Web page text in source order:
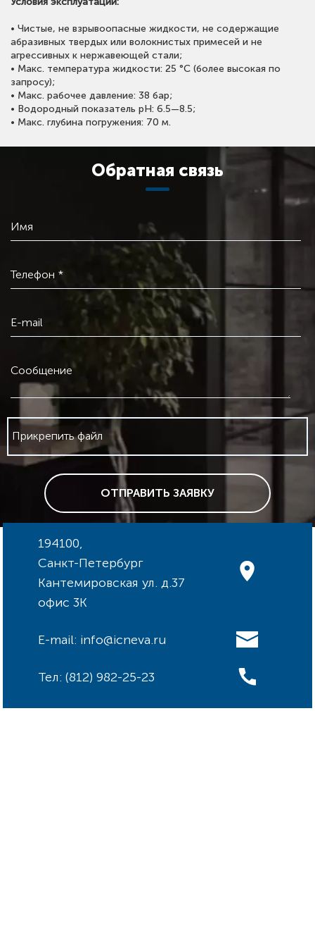
• Чистые, не взрывоопасные жидкости, не содержащие
абразивных твердых или волокнистых примесей и не
агрессивных к нержавеющей стали;
• Макс. температура жидкости: 25 °C (более высокая по
запросу);
• Макс. рабочее давление: 38 бар;
• Водородный показатель pH: 6.5—8.5;
• Макс. глубина погружения: 70 м.
Обратная связь
Имя
Телефон *
E-mail
Сообщение
Прикрепить файл
ОТПРАВИТЬ ЗАЯВКУ
194100,
Санкт-Петербург
Кантемировская ул. д.37
офис 3К
E-mail: info@icneva.ru
Тел: (812) 982-25-23